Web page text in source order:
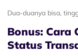
Dua-duanya bisa,
Bonus: Cara
Status